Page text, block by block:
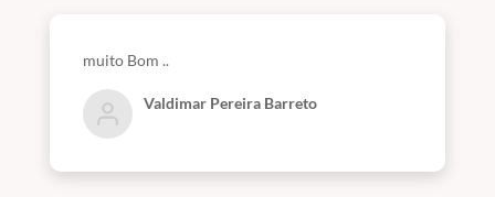
muito Bom ..
Valdimar Pereira Barreto